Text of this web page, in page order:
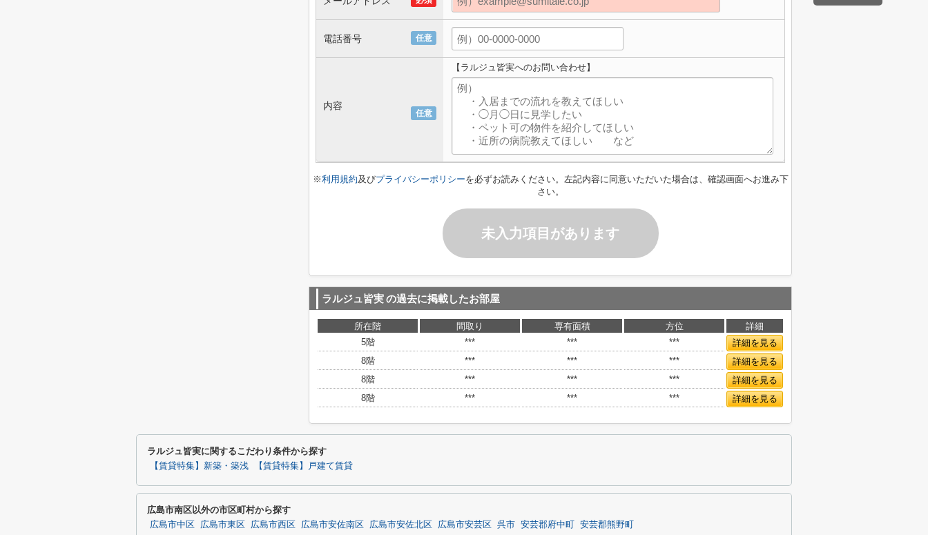
任意
電話番号
任意
内容
【ラルジュ皆実へのお問い合わせ】
※利用規約及びプライバシーポリシーを必ずお読みください。左記内容に同意いただいた場合は、確認画面へお進み下
さい。
未入力項目があります
ラルジュ皆実の過去に掲載したお部屋
所在階 間取り 専有面積 方位
詳細
5階
*** *** ***
詳細を見る
8階
*** *** ***
詳細を見る
8階
*** *** ***
詳細を見る
8階
*** *** *** 詳細を見る
ラルジュ皆実に関するこだわり条件から探す
【賃貸特集】新築・築浅 【賃貸特集】戸建て賃貸
広島市南区以外の市区町村から探す
広島市中区 広島市東区 広島市西区 広島市安佐南区 広島市安佐北区 広島市安芸区 呉市 安芸郡府中町 安芸郡熊野町